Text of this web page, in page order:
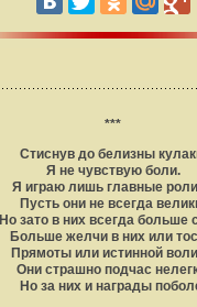
***
Стиснув до белизны
Я не чувствую боли.
Я играю лишь главные
Пусть они не всегда
Но зато в них всегда больше
Больше желчи в них или
Прямоты или истинной
Они страшно подчас
Но за них и награды